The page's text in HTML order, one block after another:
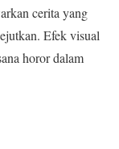
cerita yang
Efek visual
horor dalam